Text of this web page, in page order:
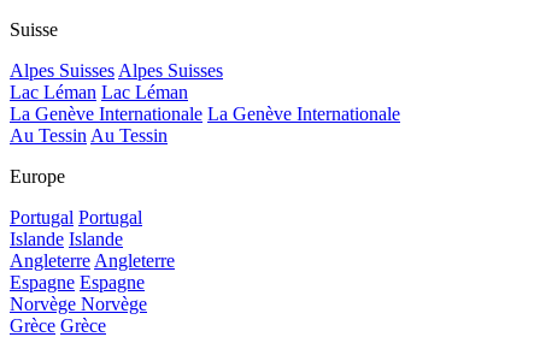
Suisse
Alpes Suisses Alpes Suisses
Lac Léman Lac Léman
La Genève Internationale La Genève Internationale
Au Tessin Au Tessin
Europe
Portugal Portugal
Islande Islande
Angleterre Angleterre
Espagne Espagne
Norvège Norvège
Grèce Grèce